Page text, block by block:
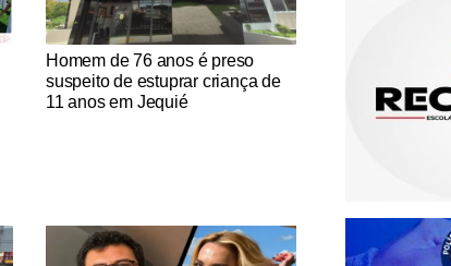
Notícias Católicas
Homem de 76 anos é preso
suspeito de estuprar criança de
11 anos em Jequié